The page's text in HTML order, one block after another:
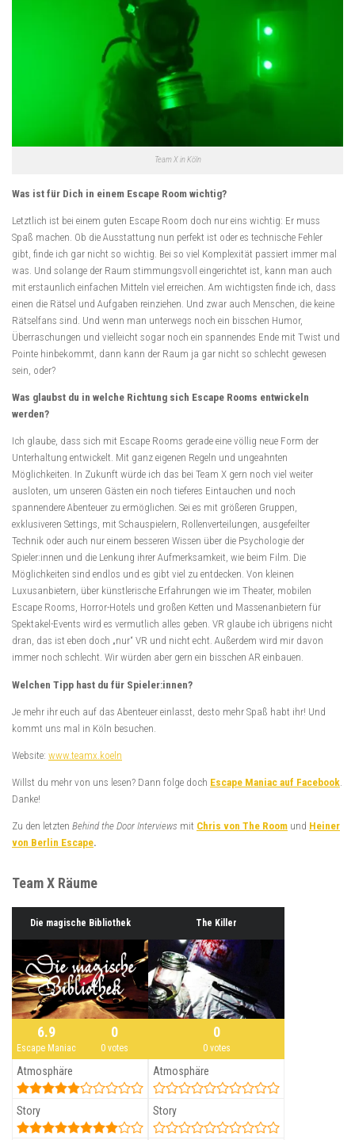
Team X in Köln
Was ist für Dich in einem Escape Room wichtig?
Letztlich ist bei einem guten Escape Room doch nur eins wichtig: Er muss
Spaß machen. Ob die Ausstattung nun perfekt ist oder es technische Fehler
gibt, finde ich gar nicht so wichtig. Bei so viel Komplexität passiert immer mal
was. Und solange der Raum stimmungsvoll eingerichtet ist, kann man auch
mit erstaunlich einfachen Mitteln viel erreichen. Am wichtigsten finde ich, dass
einen die Rätsel und Aufgaben reinziehen. Und zwar auch Menschen, die keine
Rätselfans sind. Und wenn man unterwegs noch ein bisschen Humor,
Überraschungen und vielleicht sogar noch ein spannendes Ende mit Twist und
Pointe hinbekommt, dann kann der Raum ja gar nicht so schlecht gewesen
sein, oder?
Was glaubst du in welche Richtung sich Escape Rooms entwickeln
werden?
Ich glaube, dass sich mit Escape Rooms gerade eine völlig neue Form der
Unterhaltung entwickelt. Mit ganz eigenen Regeln und ungeahnten
Möglichkeiten. In Zukunft würde ich das bei Team X gern noch viel weiter
ausloten, um unseren Gästen ein noch tieferes Eintauchen und noch
spannendere Abenteuer zu ermöglichen. Sei es mit größeren Gruppen,
exklusiveren Settings, mit Schauspielern, Rollenverteilungen, ausgefeilter
Technik oder auch nur einem besseren Wissen über die Psychologie der
Spieler:innen und die Lenkung ihrer Aufmerksamkeit, wie beim Film. Die
Möglichkeiten sind endlos und es gibt viel zu entdecken. Von kleinen
Luxusanbietern, über künstlerische Erfahrungen wie im Theater, mobilen
Escape Rooms, Horror-Hotels und großen Ketten und Massenanbietern für
Spektakel-Events wird es vermutlich alles geben. VR glaube ich übrigens nicht
dran, das ist eben doch „nur“ VR und nicht echt. Außerdem wird mir davon
immer noch schlecht. Wir würden aber gern ein bisschen AR einbauen.
Welchen Tipp hast du für Spieler:innen?
Je mehr ihr euch auf das Abenteuer einlasst, desto mehr Spaß habt ihr! Und
kommt uns mal in Köln besuchen.
Website: www.teamx.koeln
Willst du mehr von uns lesen? Dann folge doch Escape Maniac auf Facebook.
Danke!
Zu den letzten Behind the Door Interviews mit Chris von The Room und Heiner
von Berlin Escape.
Team X Räume
Die magische Bibliothek
6.9
Escape Maniac
0
0 votes
Atmosphäre
Story
The Killer
0
0 votes
Atmosphäre
Story